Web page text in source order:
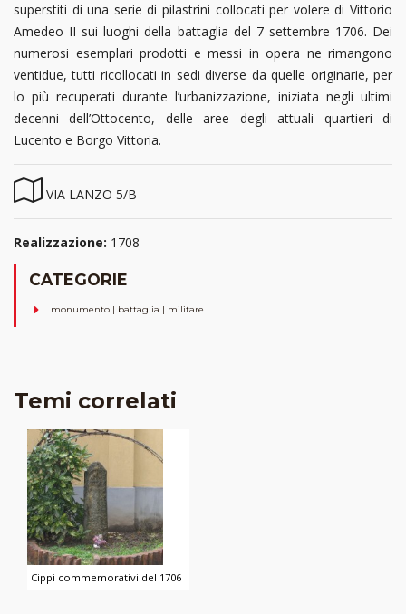
superstiti di una serie di pilastrini collocati per volere di Vittorio
Amedeo II sui luoghi della battaglia del 7 settembre 1706. Dei
numerosi esemplari prodotti e messi in opera ne rimangono
ventidue, tutti ricollocati in sedi diverse da quelle originarie, per
lo più recuperati durante l’urbanizzazione, iniziata negli ultimi
decenni dell’Ottocento, delle aree degli attuali quartieri di
Lucento e Borgo Vittoria.
VIA LANZO 5/B
Realizzazione: 1708
CATEGORIE
monumento | battaglia | militare
Temi correlati
Cippi commemorativi del 1706